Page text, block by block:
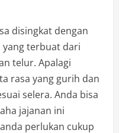
disingkat dengan
terbuat dari
telur. Apalagi
rasa yang gurih dan
selera. Anda bisa
jajanan ini
perlukan cukup